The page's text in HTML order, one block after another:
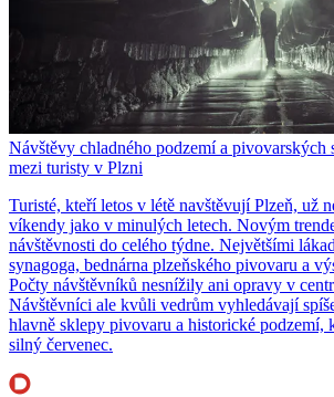
Návštěvy chladného podzemí a pivovarských
mezi turisty v Plzni
Turisté, kteří letos v létě navštěvují Plzeň, už
víkendy jako v minulých letech. Novým
návštěvnosti do celého týdne. Největšími
synagoga, bednárna plzeňského pivovaru a
Počty návštěvníků nesnížily ani opravy v
Návštěvníci ale kvůli vedrům vyhledávají
hlavně sklepy pivovaru a historické podzemí,
silný červenec.